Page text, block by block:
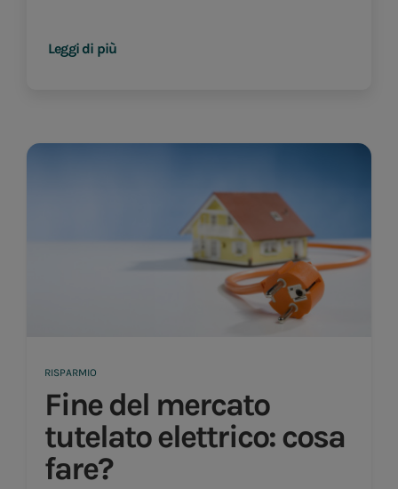
Leggi di più
RISPARMIO
Fine del mercato
tutelato elettrico: cosa
fare?